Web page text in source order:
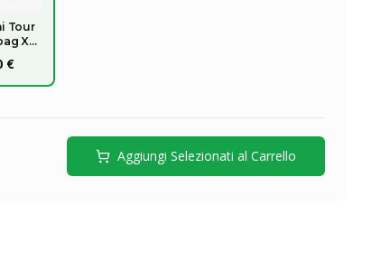
Tour
XL
€
Aggiungi Selezionati al Carrello